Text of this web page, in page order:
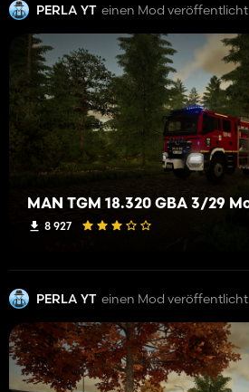
PERLA YT einen Mod veröffentlicht
8 927
PERLA YT einen Mod veröffentlicht